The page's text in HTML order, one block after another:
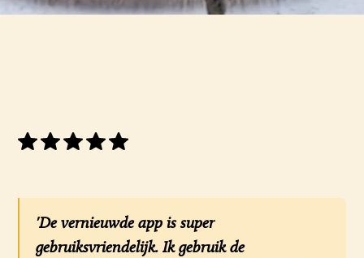
'De vernieuwde app is super
gebruiksvriendelijk. Ik gebruik de